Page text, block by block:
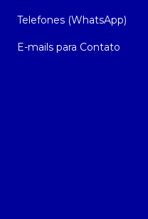
Telefones (WhatsApp)
E-mails para Contato